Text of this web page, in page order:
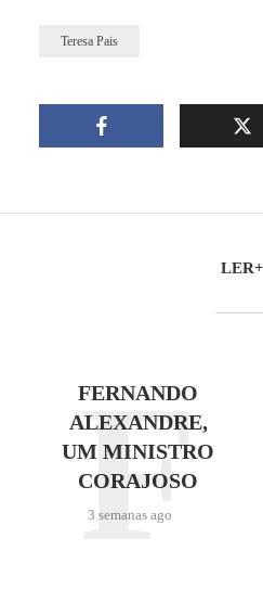
Teresa Pais
LER+
FERNANDO
ALEXANDRE,
UM MINISTRO
CORAJOSO
3 semanas ago
F